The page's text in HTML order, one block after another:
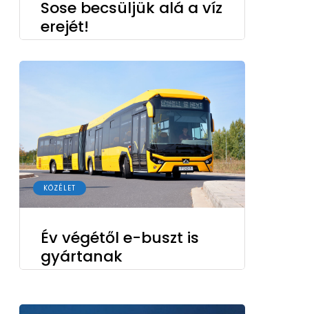
Sose becsüljük alá a víz
erejét!
KÖZÉLET
Év végétől e-buszt is
gyártanak